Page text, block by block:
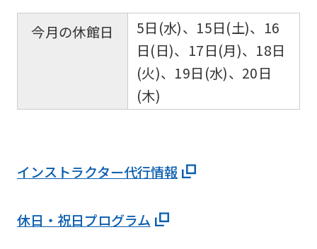
今月の休館日
5日(水)、15日(土)、16
日(日)、17日(月)、18日
(火)、19日(水)、20日
(木)
インストラクター代行情報
休日・祝日プログラム